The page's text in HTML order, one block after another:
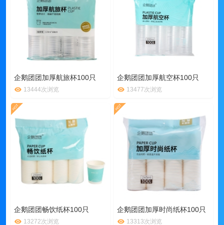
企鹅团团加厚航旅杯100只
13444次浏览
企鹅团团加厚航空杯100只
13477次浏览
企鹅团团畅饮纸杯100只
13272次浏览
企鹅团团加厚时尚纸杯100只
13313次浏览